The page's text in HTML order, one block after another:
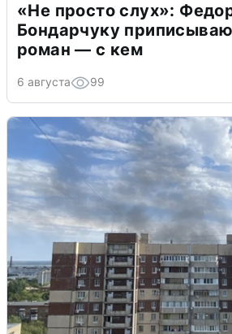
«Не просто слух»:
Бондарчуку
роман — с кем
6 августа 99